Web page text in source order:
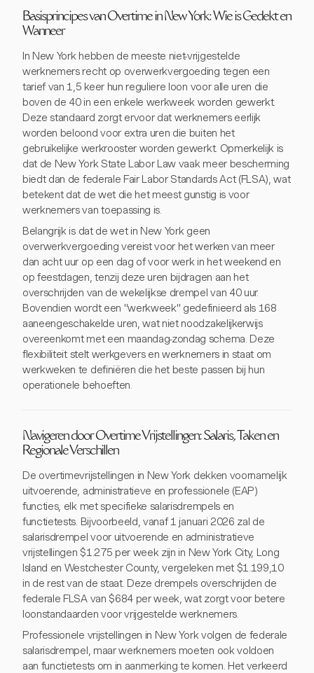
Basisprincipes van Overtime in New York: Wie is Gedekt en
Wanneer
In New York hebben de meeste niet-vrijgestelde
werknemers recht op overwerkvergoeding tegen een
tarief van 1,5 keer hun reguliere loon voor alle uren die
boven de 40 in een enkele werkweek worden gewerkt.
Deze standaard zorgt ervoor dat werknemers eerlijk
worden beloond voor extra uren die buiten het
gebruikelijke werkrooster worden gewerkt. Opmerkelijk is
dat de New York State Labor Law vaak meer bescherming
biedt dan de federale Fair Labor Standards Act (FLSA), wat
betekent dat de wet die het meest gunstig is voor
werknemers van toepassing is.
Belangrijk is dat de wet in New York geen
overwerkvergoeding vereist voor het werken van meer
dan acht uur op een dag of voor werk in het weekend en
op feestdagen, tenzij deze uren bijdragen aan het
overschrijden van de wekelijkse drempel van 40 uur.
Bovendien wordt een "werkweek" gedefinieerd als 168
aaneengeschakelde uren, wat niet noodzakelijkerwijs
overeenkomt met een maandag-zondag schema. Deze
flexibiliteit stelt werkgevers en werknemers in staat om
werkweken te definiëren die het beste passen bij hun
operationele behoeften.
Navigeren door Overtime Vrijstellingen: Salaris, Taken en
Regionale Verschillen
De overtimevrijstellingen in New York dekken voornamelijk
uitvoerende, administratieve en professionele (EAP)
functies, elk met specifieke salarisdrempels en
functietests. Bijvoorbeeld, vanaf 1 januari 2026 zal de
salarisdrempel voor uitvoerende en administratieve
vrijstellingen $1.275 per week zijn in New York City, Long
Island en Westchester County, vergeleken met $1.199,10
in de rest van de staat. Deze drempels overschrijden de
federale FLSA van $684 per week, wat zorgt voor betere
loonstandaarden voor vrijgestelde werknemers.
Professionele vrijstellingen in New York volgen de federale
salarisdrempel, maar werknemers moeten ook voldoen
aan functietests om in aanmerking te komen. Het verkeerd